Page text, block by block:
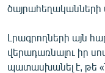
ծայրահեղականների
Լրագրողների այն
վերադառնալու իր
պատասխանել է, թե